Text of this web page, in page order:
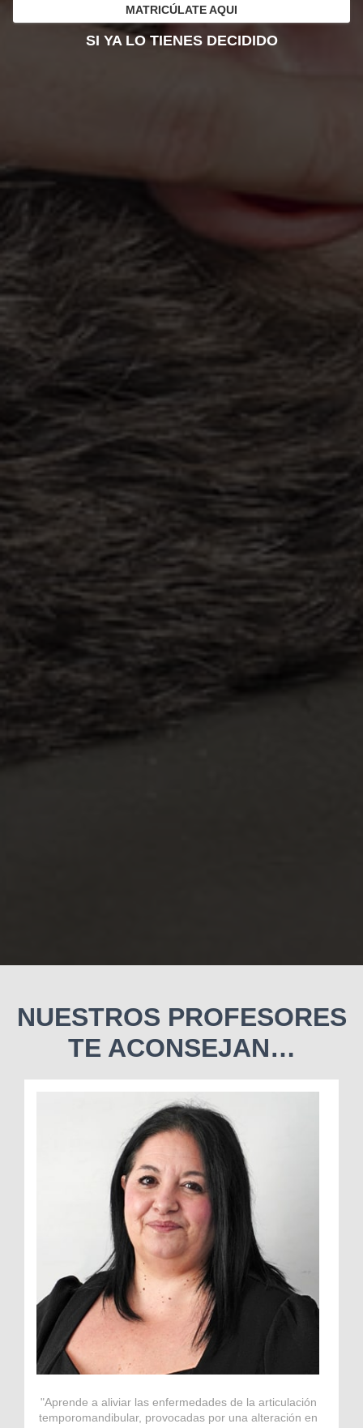
MATRICÚLATE AQUI
SI YA LO TIENES DECIDIDO
NUESTROS PROFESORES
TE ACONSEJAN…
"Aprende a aliviar las enfermedades de la articulación
temporomandibular, provocadas por una alteración en